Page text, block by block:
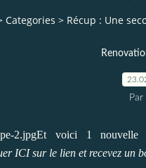
Categories > Récup : Une
Et voici 1 nouvelle
ICI sur le lien et recevez un